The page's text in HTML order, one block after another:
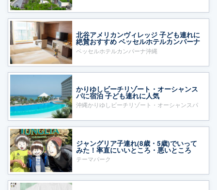
北谷アメリカンヴィレッジ 子ども連れに
絶賛おすすめ ベッセルホテルカンパーナ
沖縄
ベッセルホテルカンパーナ沖縄
かりゆしビーチリゾート・オーシャンス
パに宿泊 子ども連れに人気
沖縄かりゆしビーチリゾート・オーシャンスパ
ジャングリア子連れ(8歳・5歳)でいって
みた！率直にいいところ・悪いところ
テーマパーク